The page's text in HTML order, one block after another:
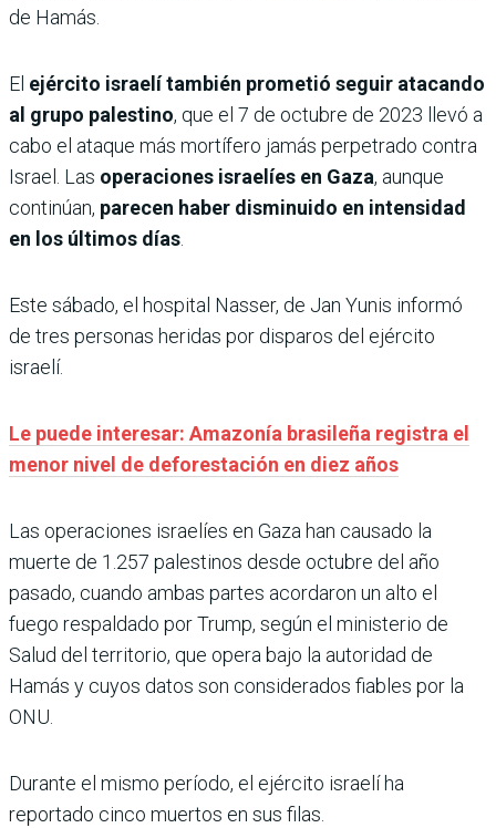
de Hamás.
El ejército israelí también prometió seguir atacando
al grupo palestino, que el 7 de octubre de 2023 llevó a
cabo el ataque más mortífero jamás perpetrado contra
Israel. Las operaciones israelíes en Gaza, aunque
continúan, parecen haber disminuido en intensidad
en los últimos días.
Este sábado, el hospital Nasser, de Jan Yunis informó
de tres personas heridas por disparos del ejército
israelí.
Le puede interesar: Amazonía brasileña registra el
menor nivel de deforestación en diez años
Las operaciones israelíes en Gaza han causado la
muerte de 1.257 palestinos desde octubre del año
pasado, cuando ambas partes acordaron un alto el
fuego respaldado por Trump, según el ministerio de
Salud del territorio, que opera bajo la autoridad de
Hamás y cuyos datos son considerados fiables por la
ONU.
Durante el mismo período, el ejército israelí ha
reportado cinco muertos en sus filas.